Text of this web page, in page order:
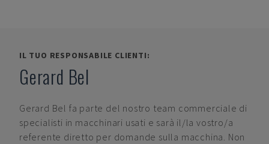
IL TUO RESPONSABILE CLIENTI:
Gerard Bel
Gerard Bel fa parte del nostro team commerciale di
specialisti in macchinari usati e sarà il/la vostro/a
referente diretto per domande sulla macchina. Non